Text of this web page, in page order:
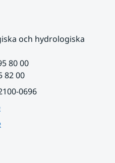
och hydrologiska
80 00
82 00
0696